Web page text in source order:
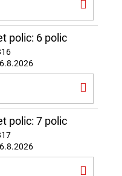
polic: 6 polic
polic: 7 polic